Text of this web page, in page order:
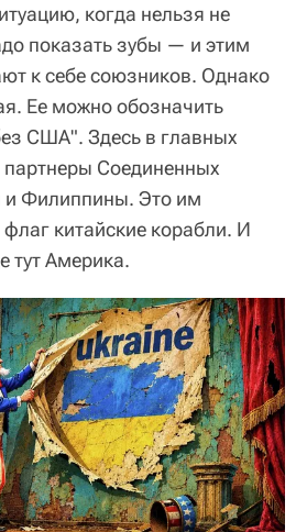
когда нельзя не
показать зубы — и этим
к себе союзников. Однако
Ее можно обозначить
США". Здесь в главных
Соединенных
Филиппины. Это им
китайские корабли. И
тут Америка.